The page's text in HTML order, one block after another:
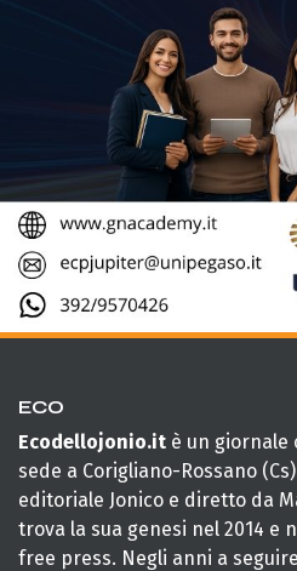
ECO
Ecodellojonio.it è un giornale
sede a Corigliano-Rossano
editoriale Jonico e diretto da
trova la sua genesi nel 2014 e
free press. Negli anni a